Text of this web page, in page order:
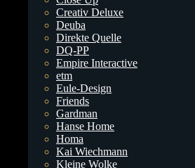
Creativ Deluxe
Deuba
Direkte Quelle
DQ-PP
Empire Interactive
etm
Eule-Design
Friends
Gardman
Hanse Home
Homa
Kai Wiechmann
Kleine Wolke